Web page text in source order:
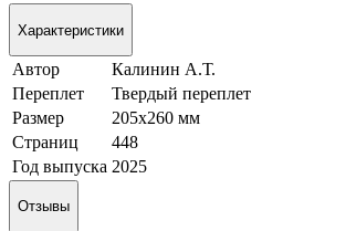
Характеристики
Автор
Калинин А.Т.
Переплет
Твердый переплет
Размер
205х260 мм
Страниц
448
Год выпуска 2025
Отзывы